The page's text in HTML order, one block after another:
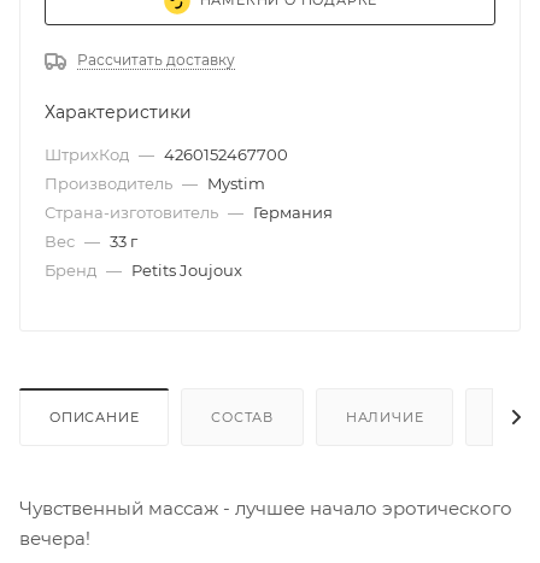
Рассчитать доставку
Характеристики
ШтрихКод — 4260152467700
Производитель — Mystim
Страна-изготовитель — Германия
Вес — 33 г
Бренд — Petits Joujoux
ОПИСАНИЕ СОСТАВ НАЛИЧИЕ КАК
Чувственный массаж - лучшее начало эротического
вечера!